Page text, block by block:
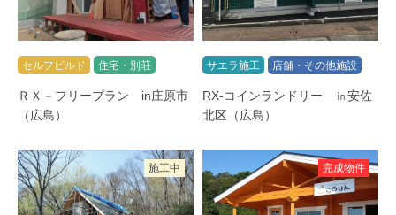
セルフビルド 住宅・別荘
ＲＸ－フリープラン in庄原市
（広島）
サエラ施工 店舗・その他施設
RX-コインランドリー ㏌安佐
北区（広島）
施工中 完成物件